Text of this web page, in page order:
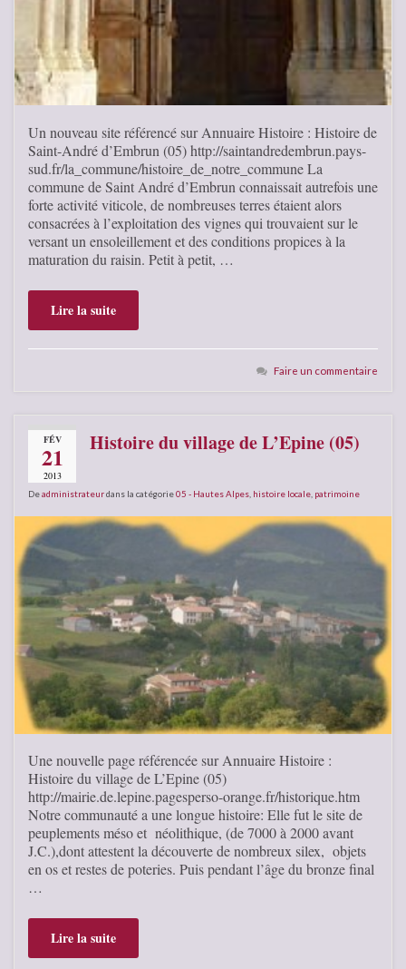
Un nouveau site référencé sur Annuaire Histoire : Histoire de
Saint-André d’Embrun (05) http://saintandredembrun.pays-
sud.fr/la_commune/histoire_de_notre_commune La
commune de Saint André d’Embrun connaissait autrefois une
forte activité viticole, de nombreuses terres étaient alors
consacrées à l’exploitation des vignes qui trouvaient sur le
versant un ensoleillement et des conditions propices à la
maturation du raisin. Petit à petit, …
Lire la suite
Faire un commentaire
FÉV
21
2013
Histoire du village de L’Epine (05)
Deadministrateurdans la catégorie05 - Hautes Alpes histoire locale patrimoine
Une nouvelle page référencée sur Annuaire Histoire :
Histoire du village de L’Epine (05)
http://mairie.de.lepine.pagesperso-orange.fr/historique.htm
Notre communauté a une longue histoire: Elle fut le site de
peuplements méso et néolithique, (de 7000 à 2000 avant
J.C.),dont attestent la découverte de nombreux silex, objets
en os et restes de poteries. Puis pendant l’âge du bronze final
…
Lire la suite